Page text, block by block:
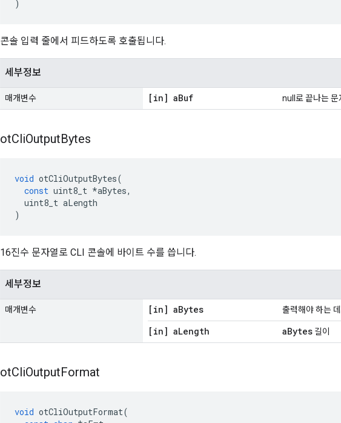
)
콘솔 입력 줄에서 피드하도록 호출됩니다.
세부정보
매개변수 [in] aBuf null로 끝나는 문
otCliOutputBytes
void otCliOutputBytes(
const uint8_t *aBytes,
uint8_t aLength
)
16진수 문자열로 CLI 콘솔에 바이트 수를 씁니다.
세부정보
매개변수 [in] aBytes 출력해야 하는
[in] aLength aBytes 길이
otCliOutputFormat
void otCliOutputFormat(